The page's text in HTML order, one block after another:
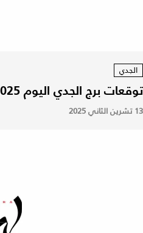
الجدي
توقعات برج الجدي اليوم 13/11/2025
13 تشرين الثاني 2025